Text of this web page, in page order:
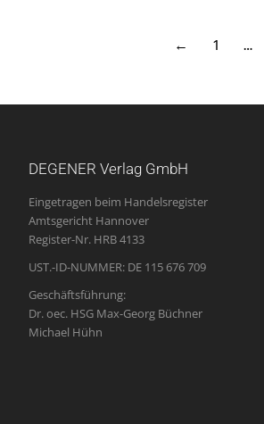
← 1 …
DEGENER Verlag GmbH
Eingetragen beim Handelsregister
Amtsgericht Hannover
Register-Nr. HRB 4133
UST.-ID-NUMMER: DE 115 676 709
Geschäftsführung:
Dr. oec. HSG Max-Georg Büchner
Michael Hühn